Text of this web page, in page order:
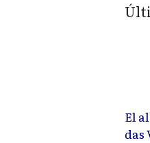
El
das